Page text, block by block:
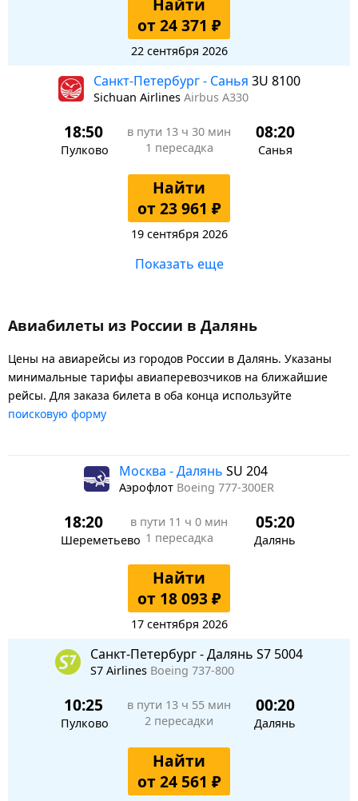
от 24 371 ₽
22 сентября 2026
Санкт-Петербург - Санья 3U 8100
Sichuan Airlines Airbus A330
18:50
Пулково
в пути 13 ч 30 мин
1 пересадка
08:20
Санья
Найти
от 23 961 ₽
19 сентября 2026
Показать еще
Авиабилеты из России в Далянь
Цены на авиарейсы из городов России в Далянь. Указаны
минимальные тарифы авиаперевозчиков на ближайшие
рейсы. Для заказа билета в оба конца используйте
поисковую форму
Москва - Далянь SU 204
Аэрофлот Boeing 777-300ER
18:20
Шереметьево
в пути 11 ч 0 мин
1 пересадка
05:20
Далянь
Найти
от 18 093 ₽
17 сентября 2026
Санкт-Петербург - Далянь S7 5004
S7 Airlines Boeing 737-800
10:25
Пулково
в пути 13 ч 55 мин
2 пересадки
00:20
Далянь
Найти
от 24 561 ₽